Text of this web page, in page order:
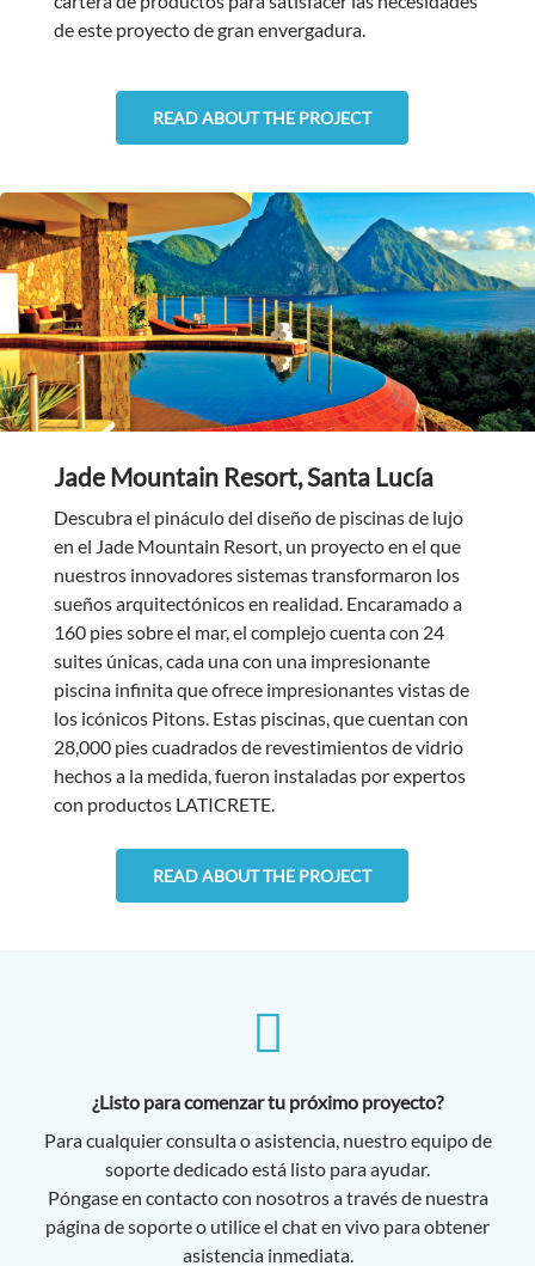
de este proyecto de gran envergadura.
READ ABOUT THE PROJECT
Jade Mountain Resort, Santa Lucía
Descubra el pináculo del diseño de piscinas de lujo
en el Jade Mountain Resort, un proyecto en el que
nuestros innovadores sistemas transformaron los
sueños arquitectónicos en realidad. Encaramado a
160 pies sobre el mar, el complejo cuenta con 24
suites únicas, cada una con una impresionante
piscina infinita que ofrece impresionantes vistas de
los icónicos Pitons. Estas piscinas, que cuentan con
28,000 pies cuadrados de revestimientos de vidrio
hechos a la medida, fueron instaladas por expertos
con productos LATICRETE.
READ ABOUT THE PROJECT
¿Listo para comenzar tu próximo proyecto?
Para cualquier consulta o asistencia, nuestro equipo de
soporte dedicado está listo para ayudar.
Póngase en contacto con nosotros a través de nuestra
página de soporte o utilice el chat en vivo para obtener
asistencia inmediata.